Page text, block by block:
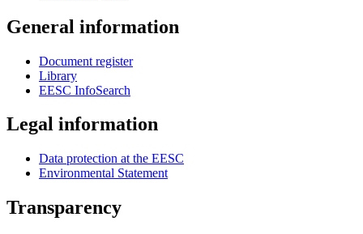
General information
Document register
Library
EESC InfoSearch
Legal information
Data protection at the EESC
Environmental Statement
Transparency